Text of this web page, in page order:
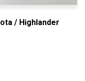
/ Highlander